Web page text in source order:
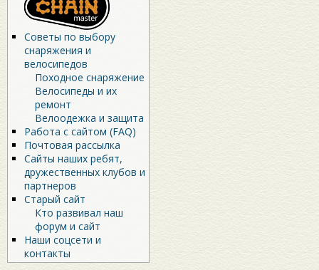
Советы по выбору
снаряжения и
велосипедов
Походное снаряжение
Велосипеды и их
ремонт
Велоодежка и защита
Работа с сайтом (FAQ)
Почтовая рассылка
Сайты наших ребят,
дружественных клубов и
партнеров
Старый сайт
Кто развивал наш
форум и сайт
Наши соцсети и
контакты